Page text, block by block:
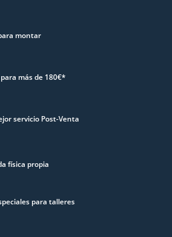
montar
más de 180€*
servicio Post-Venta
física propia
para talleres